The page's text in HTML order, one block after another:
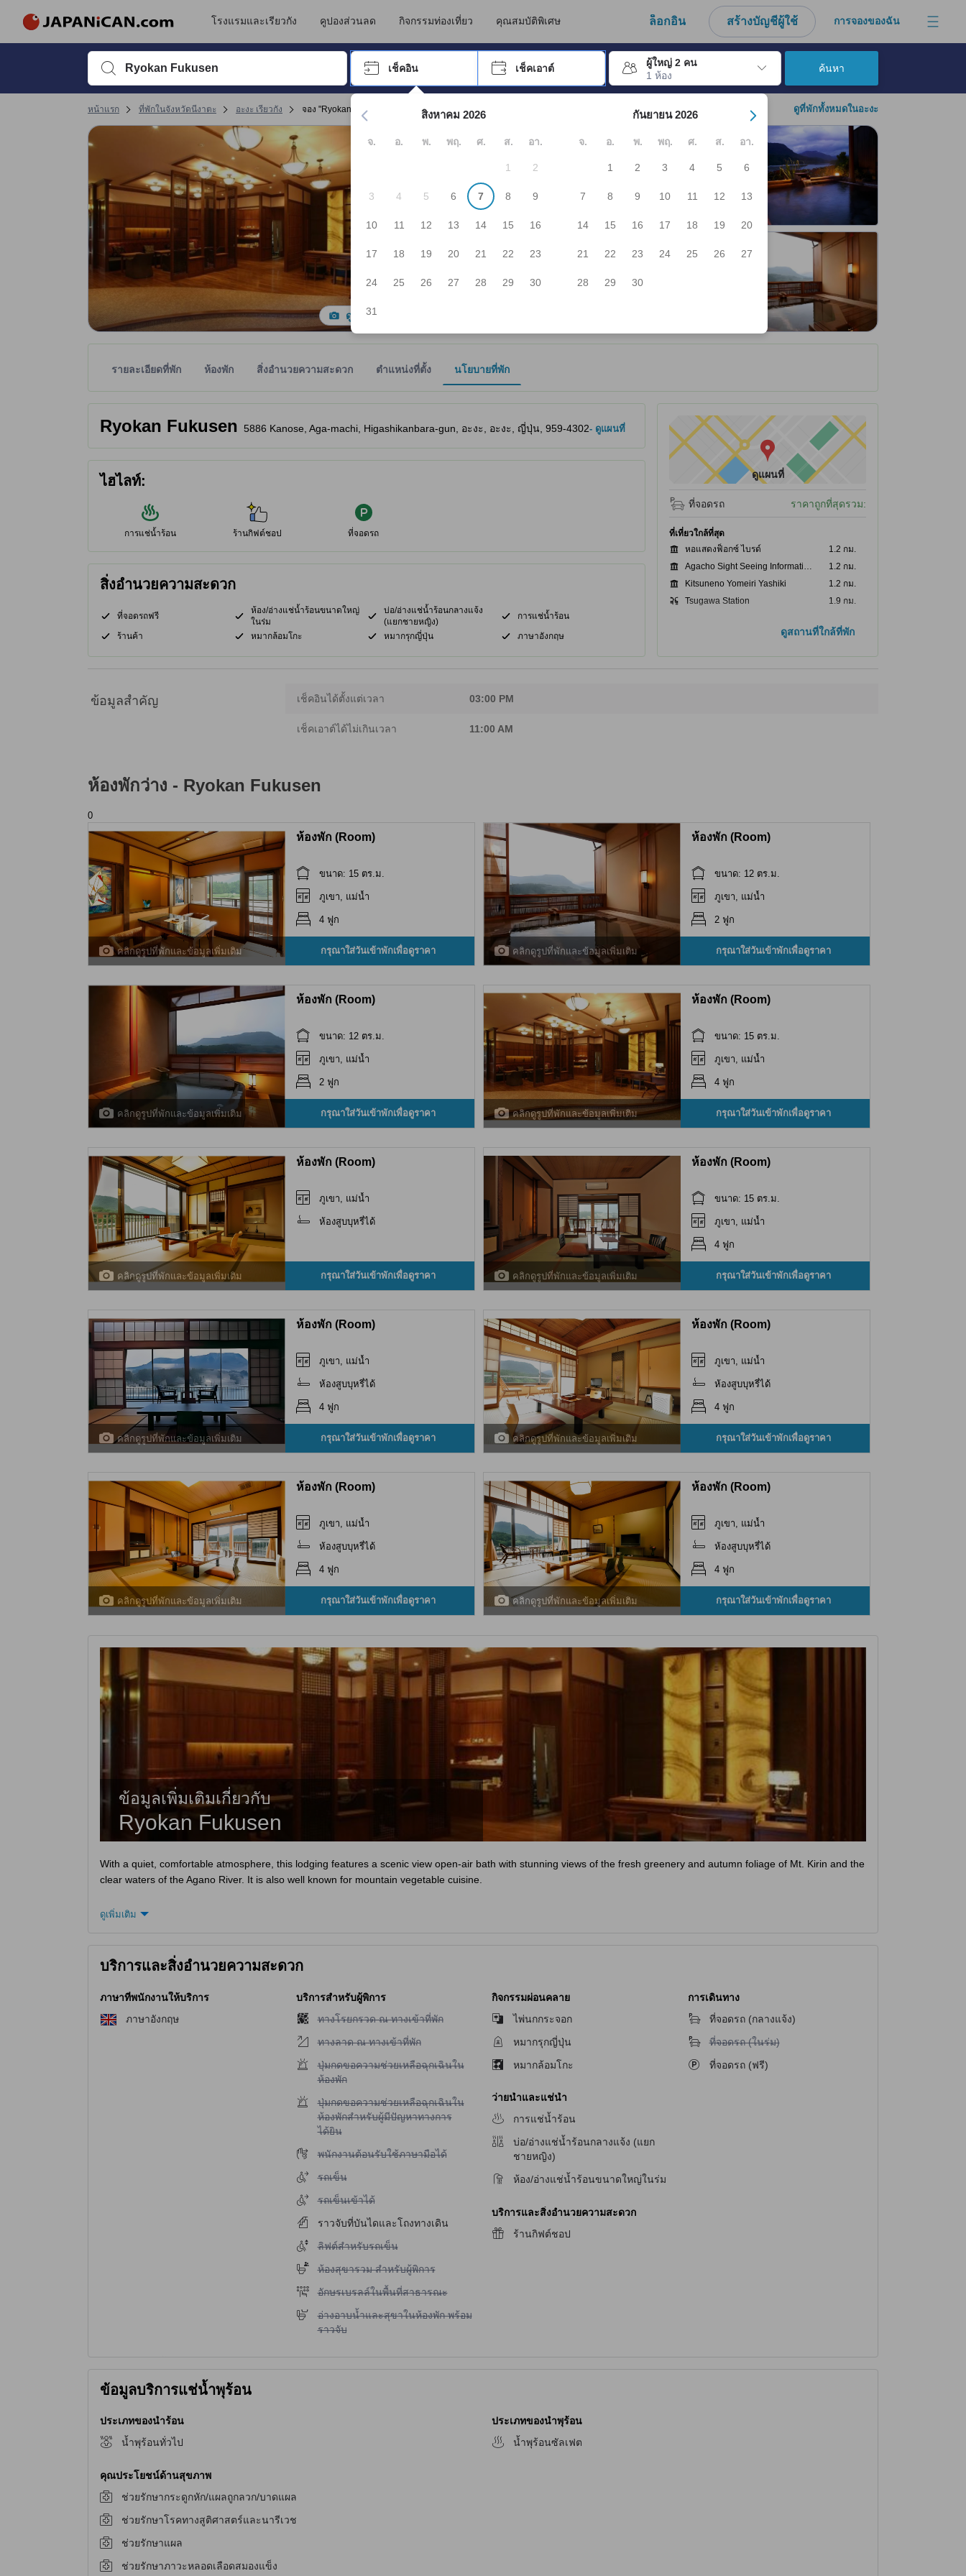
โรงแรมและเรียวกัง คูปองส่วนลด กิจกรรมท่องเที่ยว คุณสมบัติพิเศษ ล็อกอิน สร้างบัญชีผู้ใช้ การจองของฉัน
พิมพ์ชื่อที่พักหรือคำที่ต้องการค้นหา จากนั้นใช้ปุ่มลูกศรหรือปุ่ม Tab เพื่อเลื่อนหาคำที่ต้องการ แล้วกดปุ่ม Enter เพื่อเลือก
เช็คอิน เช็คเอาต์
ผู้ใหญ่ 2 คน
1 ห้อง
กด Enter เพื่อเลือกวันที่ ใช้ปุ่มลูกศรเพื่อเลือกวันเช็คอินและเช็คเอาต์ เมื่อไปถึงวันเช็คอินที่ต้องการ ให้กดปุ่ม Enter เพื่อเลือกวันเช็คอินดังกล่า
สิงหาคม 2026
จ. อ. พ. พฤ. ศ. ส. อา.
1 2
3 4 5 6 7 8 9
10 11 12 13 14 15 16
17 18 19 20 21 22 23
24 25 26 27 28 29 30
31
กันยายน 2026
จ. อ. พ. พฤ. ศ. ส. อา.
1 2 3 4 5 6
7 8 9 10 11 12 13
14 15 16 17 18 19 20
21 22 23 24 25 26 27
28 29 30
ค้นหา
หน้าแรก ที่พักในจังหวัดนีงาตะ อะงะ เรียวกัง จอง "Ryokan Fukusen" ดูที่พักทั้งหมดในอะงะ
ดูรูปทั้งหมด
รายละเอียดที่พัก ห้องพัก สิ่งอำนวยความสะดวก ตำแหน่งที่ตั้ง นโยบายที่พัก
Ryokan Fukusen
5886 Kanose, Aga-machi, Higashikanbara-gun, อะงะ, อะงะ, ญี่ปุ่น, 959-4302- ดูแผนที่
ไฮไลท์:
การแช่น้ำร้อน ร้านกิฟต์ชอป ที่จอดรถ
สิ่งอำนวยความสะดวก
ที่จอดรถฟรี
ห้อง/อ่างแช่น้ำร้อนขนาดใหญ่
ในร่ม
บ่อ/อ่างแช่น้ำร้อนกลางแจ้ง
(แยกชายหญิง)
การแช่น้ำร้อน
ร้านค้า
หมากล้อมโกะ หมากรุกญี่ปุ่น ภาษาอังกฤษ
ดูแผนที่
ที่จอดรถ ราคาถูกที่สุดรวม:
ที่เที่ยวใกล้ที่สุด
หอแสดงฟ็อกซ์ ไบรด์
1.2 กม.
Agacho Sight Seeing Information Center
1.2 กม.
Kitsuneno Yomeiri Yashiki
1.2 กม.
Tsugawa Station
1.9 กม.
ดูสถานที่ใกล้ที่พัก
ข้อมูลสำคัญ เช็คอินได้ตั้งแต่เวลา 03:00 PM
เช็คเอาต์ได้ไม่เกินเวลา 11:00 AM
ห้องพักว่าง - Ryokan Fukusen
0
คลิกดูรูปที่พักและข้อมูลเพิ่มเติม
ห้องพัก (Room)
ขนาด: 15 ตร.ม.
ภูเขา, แม่น้ำ
4 ฟูก
กรุณาใส่วันเข้าพักเพื่อดูราคา คลิกดูรูปที่พักและข้อมูลเพิ่มเติม
ห้องพัก (Room)
ขนาด: 12 ตร.ม.
ภูเขา, แม่น้ำ
2 ฟูก
กรุณาใส่วันเข้าพักเพื่อดูราคา
คลิกดูรูปที่พักและข้อมูลเพิ่มเติม
ห้องพัก (Room)
ขนาด: 12 ตร.ม.
ภูเขา, แม่น้ำ
2 ฟูก
กรุณาใส่วันเข้าพักเพื่อดูราคา คลิกดูรูปที่พักและข้อมูลเพิ่มเติม
ห้องพัก (Room)
ขนาด: 15 ตร.ม.
ภูเขา, แม่น้ำ
4 ฟูก
กรุณาใส่วันเข้าพักเพื่อดูราคา
คลิกดูรูปที่พักและข้อมูลเพิ่มเติม
ห้องพัก (Room)
ภูเขา, แม่น้ำ
ห้องสูบบุหรี่ได้
กรุณาใส่วันเข้าพักเพื่อดูราคา คลิกดูรูปที่พักและข้อมูลเพิ่มเติม
ห้องพัก (Room)
ขนาด: 15 ตร.ม.
ภูเขา, แม่น้ำ
4 ฟูก
กรุณาใส่วันเข้าพักเพื่อดูราคา
คลิกดูรูปที่พักและข้อมูลเพิ่มเติม
ห้องพัก (Room)
ภูเขา, แม่น้ำ
ห้องสูบบุหรี่ได้
4 ฟูก
กรุณาใส่วันเข้าพักเพื่อดูราคา คลิกดูรูปที่พักและข้อมูลเพิ่มเติม
ห้องพัก (Room)
ภูเขา, แม่น้ำ
ห้องสูบบุหรี่ได้
4 ฟูก
กรุณาใส่วันเข้าพักเพื่อดูราคา
คลิกดูรูปที่พักและข้อมูลเพิ่มเติม
ห้องพัก (Room)
ภูเขา, แม่น้ำ
ห้องสูบบุหรี่ได้
4 ฟูก
กรุณาใส่วันเข้าพักเพื่อดูราคา คลิกดูรูปที่พักและข้อมูลเพิ่มเติม
ห้องพัก (Room)
ภูเขา, แม่น้ำ
ห้องสูบบุหรี่ได้
4 ฟูก
กรุณาใส่วันเข้าพักเพื่อดูราคา
ข้อมูลเพิ่มเติมเกี่ยวกับ
Ryokan Fukusen
With a quiet, comfortable atmosphere, this lodging features a scenic view open-air bath with stunning views of the fresh greenery and autumn foliage of Mt. Kirin and the
clear waters of the Agano River. It is also well known for mountain vegetable cuisine.
ดูเพิ่มเติม
บริการและสิ่งอำนวยความสะดวก
ภาษาที่พนักงานให้บริการ
ภาษาอังกฤษ
บริการสำหรับผู้พิการ
ไม่มีบริการทางโรยกรวด ณ ทางเข้าที่พัก
ทางโรยกรวด ณ ทางเข้าที่พัก
ไม่มีบริการทางลาด ณ ทางเข้าที่พัก
ทางลาด ณ ทางเข้าที่พัก
ไม่มีบริการปุ่มกดขอความช่วยเหลือฉุกเฉินในห้องพัก
ปุ่มกดขอความช่วยเหลือฉุกเฉินใน
ห้องพัก
ไม่มีบริการปุ่มกดขอความช่วยเหลือฉุกเฉินในห้องพักสำหรับผู้มีปัญหาทางการได้ยิน
ปุ่มกดขอความช่วยเหลือฉุกเฉินใน
ห้องพักสำหรับผู้มีปัญหาทางการ
ได้ยิน
ไม่มีบริการพนักงานต้อนรับใช้ภาษามือได้
พนักงานต้อนรับใช้ภาษามือได้
ไม่มีบริการรถเข็น
รถเข็น
ไม่มีบริการรถเข็นเข้าได้
รถเข็นเข้าได้
ราวจับที่บันไดและโถงทางเดิน
ไม่มีบริการลิฟต์สำหรับรถเข็น
ลิฟต์สำหรับรถเข็น
ไม่มีบริการห้องสุขารวม สำหรับผู้พิการ
ห้องสุขารวม สำหรับผู้พิการ
ไม่มีบริการอักษรเบรลล์ในพื้นที่สาธารณะ
อักษรเบรลล์ในพื้นที่สาธารณะ
ไม่มีบริการอ่างอาบน้ำและสุขาในห้องพัก พร้อมราวจับ
อ่างอาบน้ำและสุขาในห้องพัก พร้อม
ราวจับ
กิจกรรมผ่อนคลาย
ไพ่นกกระจอก
หมากรุกญี่ปุ่น
หมากล้อมโกะ
ว่ายน้ำและแช่น้ำ
การแช่น้ำร้อน
บ่อ/อ่างแช่น้ำร้อนกลางแจ้ง (แยก
ชายหญิง)
ห้อง/อ่างแช่น้ำร้อนขนาดใหญ่ในร่ม
บริการและสิ่งอำนวยความสะดวก
ร้านกิฟต์ชอป
การเดินทาง
ที่จอดรถ (กลางแจ้ง)
ไม่มีบริการที่จอดรถ (ในร่ม)
ที่จอดรถ (ในร่ม)
ที่จอดรถ (ฟรี)
ข้อมูลบริการแช่น้ำพุร้อน
ประเภทของน้ำร้อน
น้ำพุร้อนทั่วไป
คุณประโยชน์ด้านสุขภาพ
ช่วยรักษากระดูกหัก/แผลถูกลวก/บาดแผล
ช่วยรักษาโรคทางสูติศาสตร์และนารีเวช
ช่วยรักษาแผล
ช่วยรักษาภาวะหลอดเลือดสมองแข็ง
ประเภทของน้ำพุร้อน
น้ำพุร้อนซัลเฟต